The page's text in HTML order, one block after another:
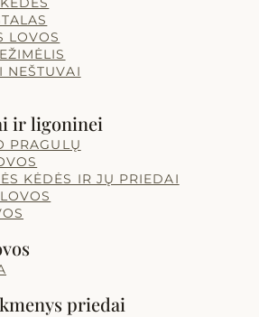
LOVOS
NEŠTUVAI
ir ligoninei
PRAGULŲ
KĖDĖS IR JŲ PRIEDAI
priedai